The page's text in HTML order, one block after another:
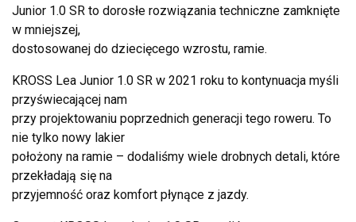
Junior 1.0 SR to dorosłe rozwiązania techniczne zamknięte
w mniejszej,
dostosowanej do dziecięcego wzrostu, ramie.
KROSS Lea Junior 1.0 SR w 2021 roku to kontynuacja myśli
przyświecającej nam
przy projektowaniu poprzednich generacji tego roweru. To
nie tylko nowy lakier
położony na ramie – dodaliśmy wiele drobnych detali, które
przekładają się na
przyjemność oraz komfort płynące z jazdy.